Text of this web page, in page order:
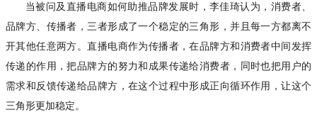
当被问及直播电商如何助推品牌发展时，李佳琦认为，消费者、
品牌方、传播者，三者形成了一个稳定的三角形，并且每一方都离不
开其他任意两方。直播电商作为传播者，在品牌方和消费者中间发挥
传递的作用，把品牌方的努力和成果传递给消费者，同时也把用户的
需求和反馈传递给品牌方，在这个过程中形成正向循环作用，让这个
三角形更加稳定。